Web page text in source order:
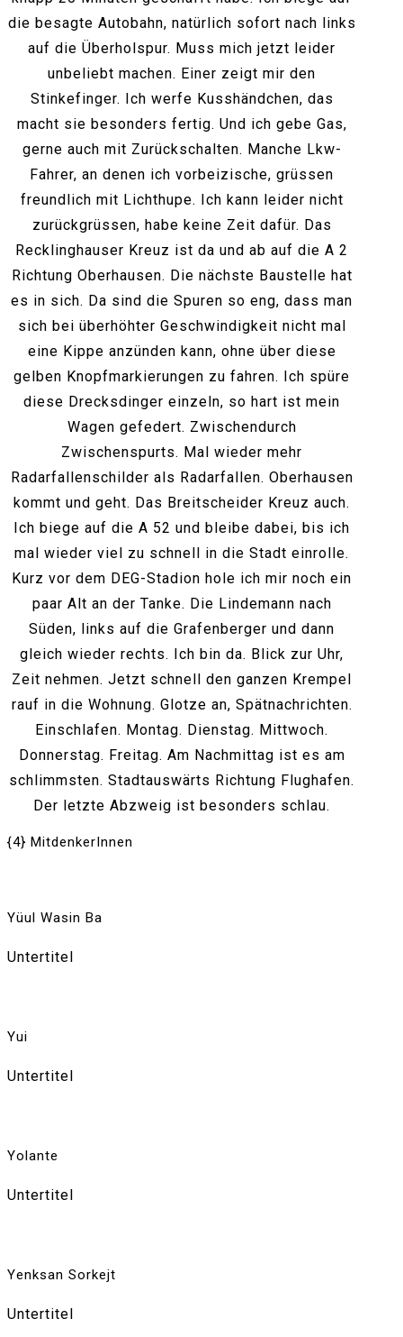
die besagte Autobahn, natürlich sofort nach links
auf die Überholspur. Muss mich jetzt leider
unbeliebt machen. Einer zeigt mir den
Stinkefinger. Ich werfe Kusshändchen, das
macht sie besonders fertig. Und ich gebe Gas,
gerne auch mit Zurückschalten. Manche Lkw-
Fahrer, an denen ich vorbeizische, grüssen
freundlich mit Lichthupe. Ich kann leider nicht
zurückgrüssen, habe keine Zeit dafür. Das
Recklinghauser Kreuz ist da und ab auf die A 2
Richtung Oberhausen. Die nächste Baustelle hat
es in sich. Da sind die Spuren so eng, dass man
sich bei überhöhter Geschwindigkeit nicht mal
eine Kippe anzünden kann, ohne über diese
gelben Knopfmarkierungen zu fahren. Ich spüre
diese Drecksdinger einzeln, so hart ist mein
Wagen gefedert. Zwischendurch
Zwischenspurts. Mal wieder mehr
Radarfallenschilder als Radarfallen. Oberhausen
kommt und geht. Das Breitscheider Kreuz auch.
Ich biege auf die A 52 und bleibe dabei, bis ich
mal wieder viel zu schnell in die Stadt einrolle.
Kurz vor dem DEG-Stadion hole ich mir noch ein
paar Alt an der Tanke. Die Lindemann nach
Süden, links auf die Grafenberger und dann
gleich wieder rechts. Ich bin da. Blick zur Uhr,
Zeit nehmen. Jetzt schnell den ganzen Krempel
rauf in die Wohnung. Glotze an, Spätnachrichten.
Einschlafen. Montag. Dienstag. Mittwoch.
Donnerstag. Freitag. Am Nachmittag ist es am
schlimmsten. Stadtauswärts Richtung Flughafen.
Der letzte Abzweig ist besonders schlau.
{4} MitdenkerInnen
Yüul Wasin Ba
Untertitel
Yui
Untertitel
Yolante
Untertitel
Yenksan Sorkejt
Untertitel